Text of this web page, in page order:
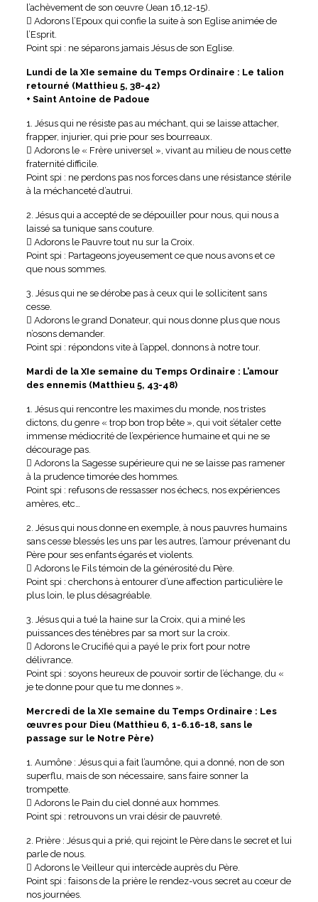
l’achèvement de son œuvre (Jean 16,12-15).
 Adorons l’Epoux qui confie la suite à son Eglise animée de
l’Esprit.
Point spi : ne séparons jamais Jésus de son Eglise.
Lundi de la XIe semaine du Temps Ordinaire : Le talion
retourné (Matthieu 5, 38-42)
+ Saint Antoine de Padoue
1. Jésus qui ne résiste pas au méchant, qui se laisse attacher,
frapper, injurier, qui prie pour ses bourreaux.
 Adorons le « Frère universel », vivant au milieu de nous cette
fraternité difficile.
Point spi : ne perdons pas nos forces dans une résistance stérile
à la méchanceté d’autrui.
2. Jésus qui a accepté de se dépouiller pour nous, qui nous a
laissé sa tunique sans couture.
 Adorons le Pauvre tout nu sur la Croix.
Point spi : Partageons joyeusement ce que nous avons et ce
que nous sommes.
3. Jésus qui ne se dérobe pas à ceux qui le sollicitent sans
cesse.
 Adorons le grand Donateur, qui nous donne plus que nous
n’osons demander.
Point spi : répondons vite à l’appel, donnons à notre tour.
Mardi de la XIe semaine du Temps Ordinaire : L’amour
des ennemis (Matthieu 5, 43-48)
1. Jésus qui rencontre les maximes du monde, nos tristes
dictons, du genre « trop bon trop bête », qui voit s’étaler cette
immense médiocrité de l’expérience humaine et qui ne se
décourage pas.
 Adorons la Sagesse supérieure qui ne se laisse pas ramener
à la prudence timorée des hommes.
Point spi : refusons de ressasser nos échecs, nos expériences
amères, etc…
2. Jésus qui nous donne en exemple, à nous pauvres humains
sans cesse blessés les uns par les autres, l’amour prévenant du
Père pour ses enfants égarés et violents.
 Adorons le Fils témoin de la générosité du Père.
Point spi : cherchons à entourer d’une affection particulière le
plus loin, le plus désagréable.
3. Jésus qui a tué la haine sur la Croix, qui a miné les
puissances des ténèbres par sa mort sur la croix.
 Adorons le Crucifié qui a payé le prix fort pour notre
délivrance.
Point spi : soyons heureux de pouvoir sortir de l’échange, du «
je te donne pour que tu me donnes ».
Mercredi de la XIe semaine du Temps Ordinaire : Les
œuvres pour Dieu (Matthieu 6, 1-6.16-18, sans le
passage sur le Notre Père)
1. Aumône : Jésus qui a fait l’aumône, qui a donné, non de son
superflu, mais de son nécessaire, sans faire sonner la
trompette.
 Adorons le Pain du ciel donné aux hommes.
Point spi : retrouvons un vrai désir de pauvreté.
2. Prière : Jésus qui a prié, qui rejoint le Père dans le secret et lui
parle de nous.
 Adorons le Veilleur qui intercède auprès du Père.
Point spi : faisons de la prière le rendez-vous secret au cœur de
nos journées.